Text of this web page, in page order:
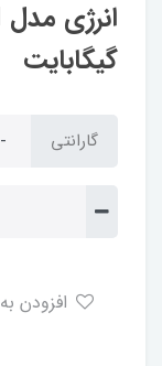
گیگابایت
گارانتی